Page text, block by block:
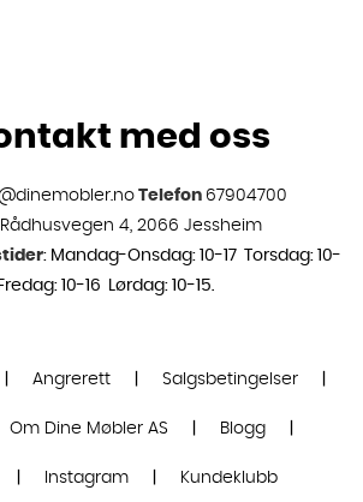
med oss
Telefon 67904700
Rådhusvegen 4, 2066 Jessheim
: Mandag-Onsdag: 10-17 Torsdag: 10-
10-16 Lørdag: 10-15.
Angrerett Salgsbetingelser
Om Dine Møbler AS Blogg
Instagram Kundeklubb